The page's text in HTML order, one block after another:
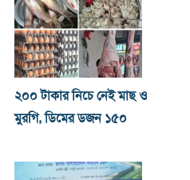
২০০ টাকার নিচে নেই মাছ ও
মুরগি, ডিমের ডজন ১৫০